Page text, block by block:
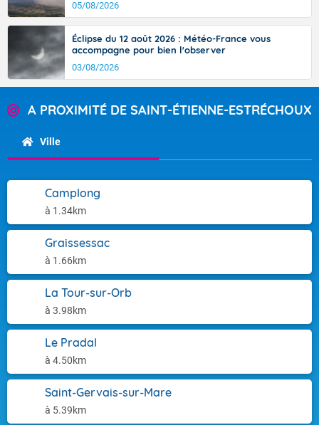
05/08/2026
Éclipse du 12 août 2026 : Météo-France vous
accompagne pour bien l'observer
03/08/2026
A PROXIMITÉ DE SAINT-ÉTIENNE-ESTRÉCHOUX
Ville
Camplong
à 1.34km
Graissessac
à 1.66km
La Tour-sur-Orb
à 3.98km
Le Pradal
à 4.50km
Saint-Gervais-sur-Mare
à 5.39km